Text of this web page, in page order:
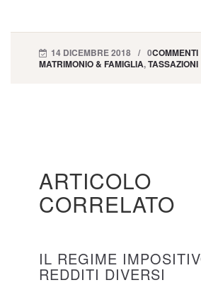
14 DICEMBRE 2018 0COMMENTI
MATRIMONIO & FAMIGLIA,TASSAZIONI
ARTICOLO
CORRELATO
IL REGIME
REDDITI DIVERSI